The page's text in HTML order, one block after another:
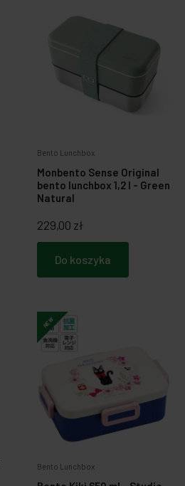
Bento Lunchbox
Monbento Sense Original
bento lunchbox 1,2 l - Green
Natural
229,00 zł
Do koszyka
Bento Lunchbox
NEW